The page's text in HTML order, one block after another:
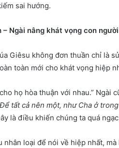
sai hướng.
Ngài nâng khát vọng con
Giêsu không đơn thuần chỉ là
toàn mới cho khát vọng hiệp
họ hòa thuận với nhau.” Ngài
Để tất cả nên một, như Cha ở
là điều khiến chúng ta quá
nhân loại để nói về hiệp nhất,